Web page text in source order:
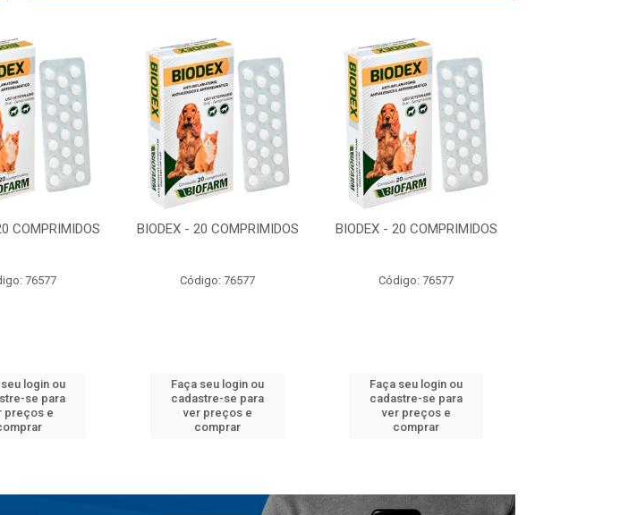
COMPRIMIDOS
76577
login ou
se para
preços e
BIODEX - 20 COMPRIMIDOS
Código: 76577
Faça seu login ou
cadastre-se para
ver preços e
comprar
BIODEX - 20 COMPRIMIDOS
Código: 76577
Faça seu login ou
cadastre-se para
ver preços e
comprar